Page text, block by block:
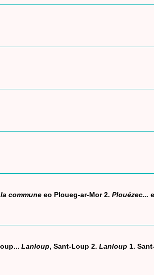
la commune eo Ploueg-ar-Mor 2. Plouézec...
Lanloup, Sant-Loup 2. Lanloup 1.